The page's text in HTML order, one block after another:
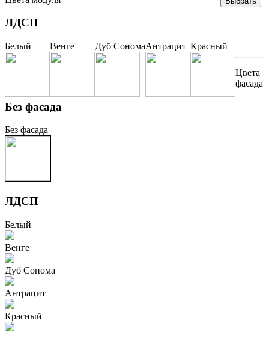
ЛДСП
Белый Венге Дуб СономаАнтрацит Красный
Цвета
фасада
Без фасада
Без фасада
ЛДСП
Белый
Венге
Дуб Сонома
Антрацит
Красный